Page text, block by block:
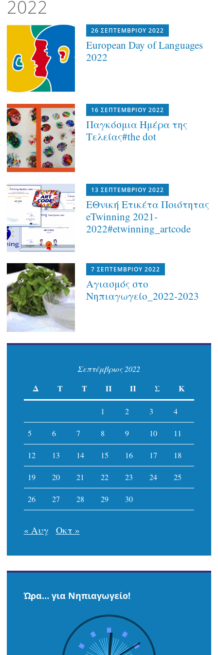
2022
26 ΣΕΠΤΕΜΒΡΊΟΥ 2022
European Day of Languages
2022
16 ΣΕΠΤΕΜΒΡΊΟΥ 2022
Παγκόσμια Ημέρα της
Τελείας#the dot
13 ΣΕΠΤΕΜΒΡΊΟΥ 2022
ΕΘνική Ετικέτα Ποιότητας
eTwinning 2021-
2022#etwinning_artcode
7 ΣΕΠΤΕΜΒΡΊΟΥ 2022
Αγιασμός στο
Νηπιαγωγείο_2022-2023
Σεπτέμβριος 2022
Δ Τ Τ Π Π Σ Κ
1 2 3 4
5 6 7 8 9 10 11
12 13 14 15 16 17 18
19 20 21 22 23 24 25
26 27 28 29 30
« Αυγ Οκτ »
Ώρα… για Νηπιαγωγείο!